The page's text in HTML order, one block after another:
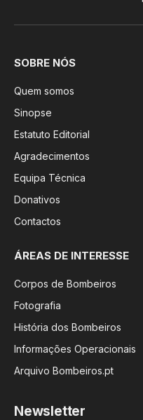
SOBRE NÓS
Quem somos
Sinopse
Estatuto Editorial
Agradecimentos
Equipa Técnica
Donativos
Contactos
ÁREAS DE INTERESSE
Corpos de Bombeiros
Fotografia
História dos Bombeiros
Informações Operacionais
Arquivo Bombeiros.pt
Newsletter